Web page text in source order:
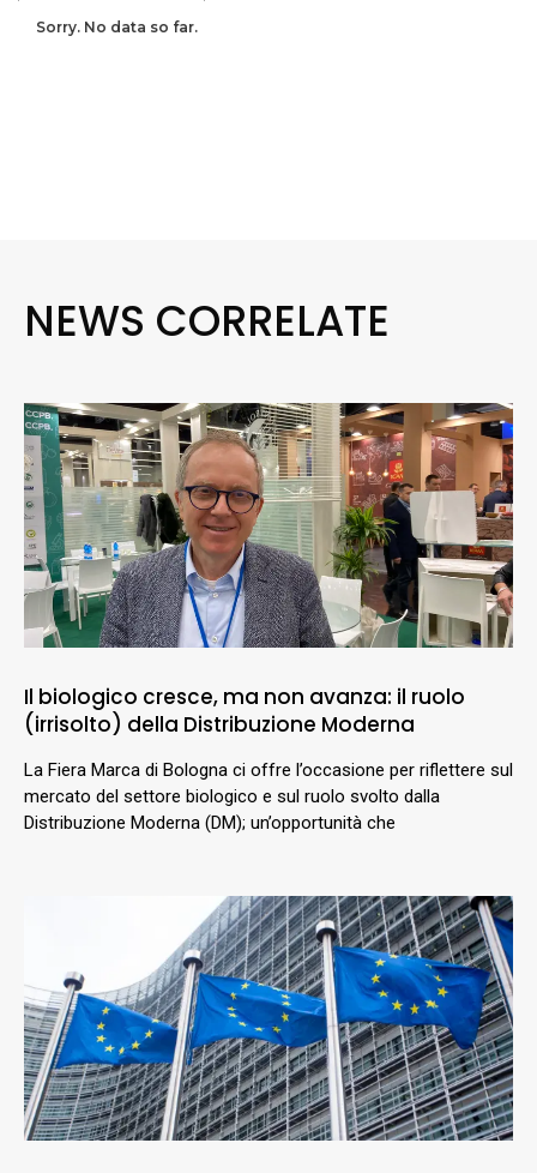
Sorry. No data so far.
NEWS CORRELATE
Il biologico cresce, ma non avanza: il ruolo
(irrisolto) della Distribuzione Moderna
La Fiera Marca di Bologna ci offre l’occasione per riflettere sul
mercato del settore biologico e sul ruolo svolto dalla
Distribuzione Moderna (DM); un’opportunità che